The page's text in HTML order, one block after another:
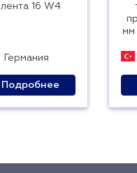
лента 16 W4
Германия
Подробнее
мм